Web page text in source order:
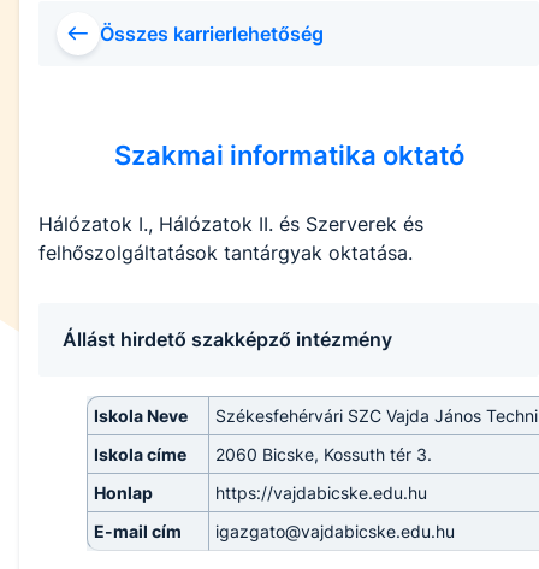
Összes karrierlehetőség
Szakmai informatika oktató
Hálózatok I., Hálózatok II. és Szerverek és
felhőszolgáltatások tantárgyak oktatása.
Állást hirdető szakképző intézmény
Iskola Neve
Székesfehérvári SZC Vajda János
Iskola címe
2060 Bicske, Kossuth tér 3.
Honlap
https://vajdabicske.edu.hu
E-mail cím
igazgato@vajdabicske.edu.hu